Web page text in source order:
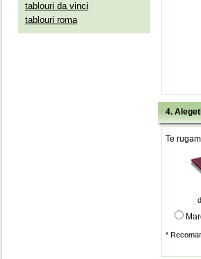
tablouri da vinci
tablouri roma
4.
Te
*